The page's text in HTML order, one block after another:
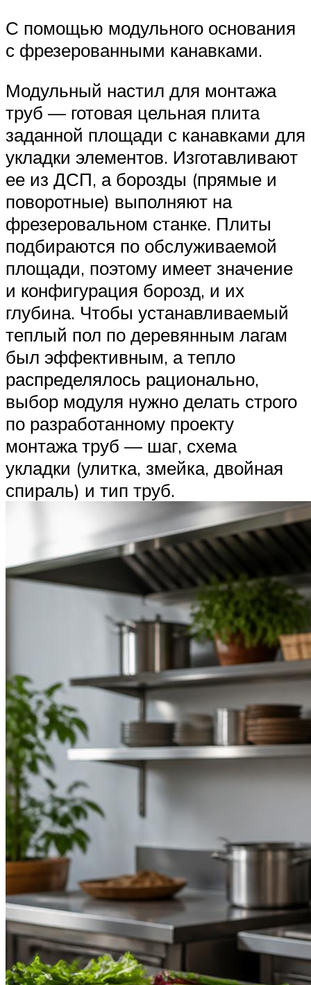
С помощью модульного основания
с фрезерованными канавками.
Модульный настил для монтажа
труб — готовая цельная плита
заданной площади с канавками для
укладки элементов. Изготавливают
ее из ДСП, а борозды (прямые и
поворотные) выполняют на
фрезеровальном станке. Плиты
подбираются по обслуживаемой
площади, поэтому имеет значение
и конфигурация борозд, и их
глубина. Чтобы устанавливаемый
теплый пол по деревянным лагам
был эффективным, а тепло
распределялось рационально,
выбор модуля нужно делать строго
по разработанному проекту
монтажа труб — шаг, схема
укладки (улитка, змейка, двойная
спираль) и тип труб.